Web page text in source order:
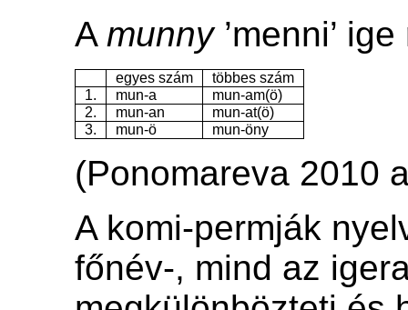
A munny’menni’
egyes szám
többes szám
1.
mun-a
mun-am(ö)
2.
mun-an
mun-at(ö)
3.
mun-ö mun-öny
(Ponomareva 2010
A komi-permják
főnév-, mind az